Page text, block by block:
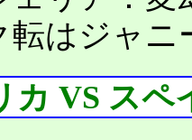
転はジャ
カ VS スペ